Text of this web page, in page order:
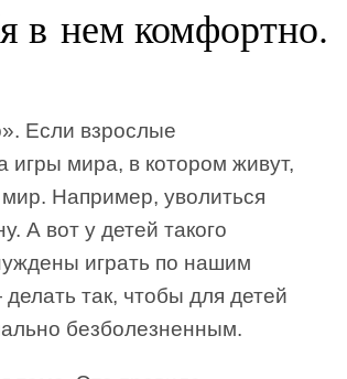
в нем комфортно.
Если взрослые
игры мира, в котором живут,
Например, уволиться
А вот у детей такого
играть по нашим
так, чтобы для детей
безболезненным.